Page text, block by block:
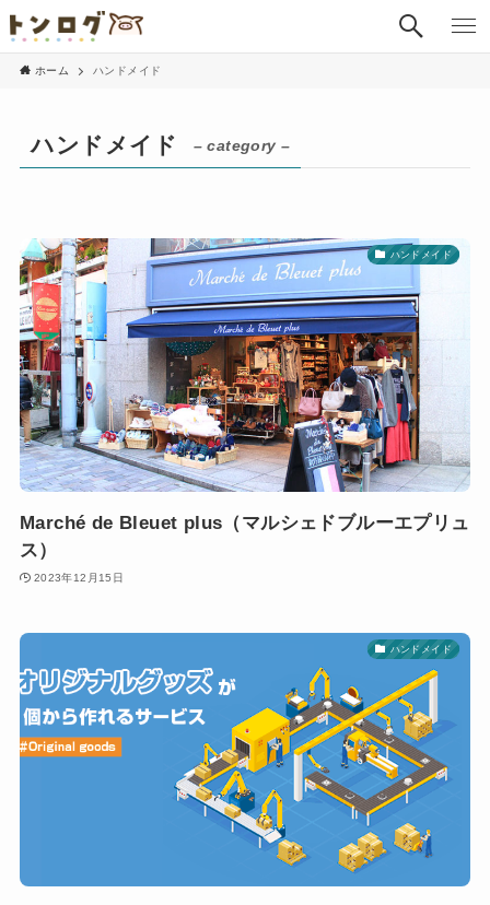
ホーム ハンドメイド
ハンドメイド – category –
ハンドメイド
Marché de Bleuet plus（マルシェドブルーエプリュ
ス）
2023年12月15日
ハンドメイド